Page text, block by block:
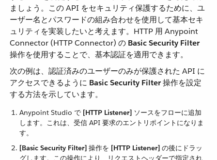
ましょう。この API をセキュリティ保護するために、ユ
ーザー名とパスワードの組み合わせを使用して基本セキ
ュリティを実装したいと考えます。HTTP 用 Anypoint
Connector (HTTP Connector) の ​ Basic Security Filter
操作を使用することで、基本認証を適用できます。
次の例は、認証済みのユーザーのみが保護された API に
アクセスできるように ​ Basic Security Filter​ 操作を設定
する方法を示しています。
Anypoint Studio で ​ [HTTP Listener] ​ ソースをフローに追加
します。これは、受信 API 要求のエントリポイントになりま
す。
[Basic Security Filter] ​ 操作を ​ [HTTP Listener] ​ の後にドラッ
グします。この操作により、リクエストヘッダーで指定され